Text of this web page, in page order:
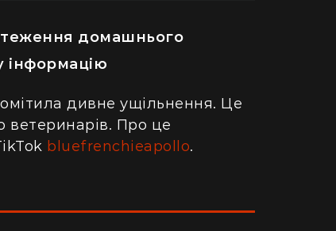
домашнього
дивне ущільнення. Це
ветеринарів. Про це
bluefrenchieapollo.